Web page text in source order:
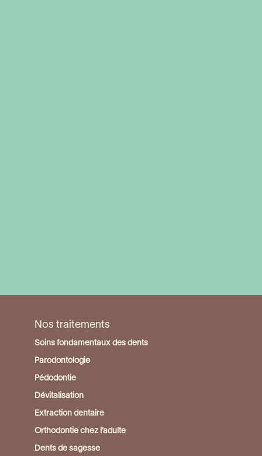
Nos traitements
Soins fondamentaux des dents
Parodontologie
Pédodontie
Dévitalisation
Extraction dentaire
Orthodontie chez l’adulte
Dents de sagesse